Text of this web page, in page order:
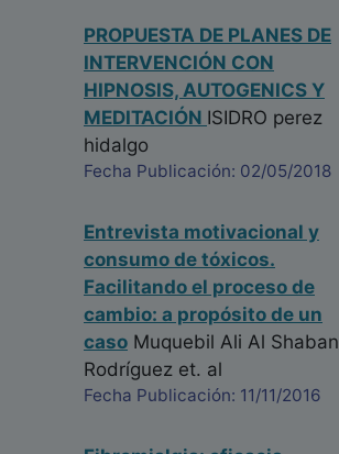
PROPUESTA DE PLANES DE
INTERVENCIÓN CON
HIPNOSIS, AUTOGENICS Y
MEDITACIÓN ISIDRO perez
hidalgo
Fecha Publicación: 02/05/2018
Entrevista motivacional y
consumo de tóxicos.
Facilitando el proceso de
cambio: a propósito de un
caso Muquebil Ali Al Shaban
Rodríguez et. al
Fecha Publicación: 11/11/2016